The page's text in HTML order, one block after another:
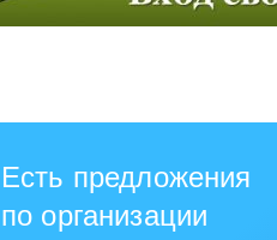
Есть предложения
по организации